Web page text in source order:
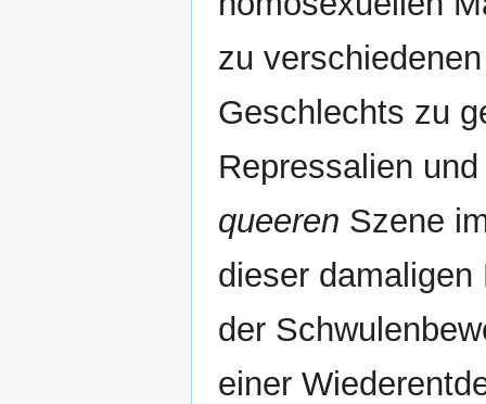
zu
Geschlechts zu
Repressalien
queeren Szene
dieser
der
einer